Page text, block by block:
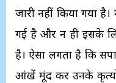
जारी नहीं किया गया
गई है और न ही इसके
है। ऐसा लगता है कि
आंखें मूंद कर उनके कृत्यों